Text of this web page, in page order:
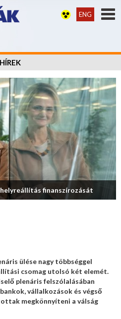
ENG
HÍREK
finanszírozását
ülése nagy többséggel
csomag utolsó két elemét.
plenáris felszólalásában
vállalkozások és végső
megkönnyíteni a válság